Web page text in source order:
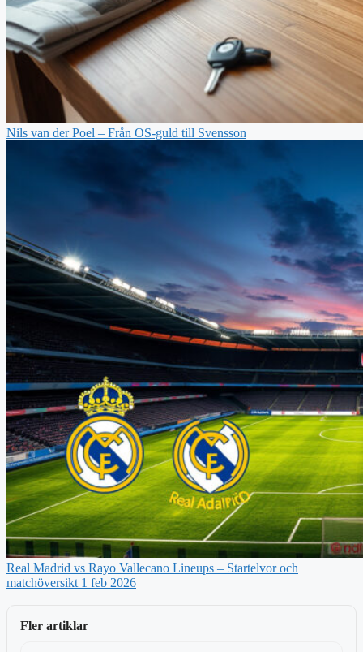
Nils van der Poel – Från OS-guld till Svensson
Real Madrid vs Rayo Vallecano Lineups – Startelvor och
matchöversikt 1 feb 2026
Fler artiklar